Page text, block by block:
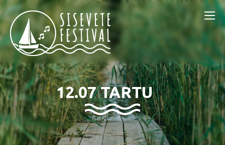
12.07 TARTU